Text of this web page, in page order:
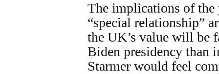
The implications of the
“special relationship”
the UK’s value will be
Biden presidency than
Starmer would feel